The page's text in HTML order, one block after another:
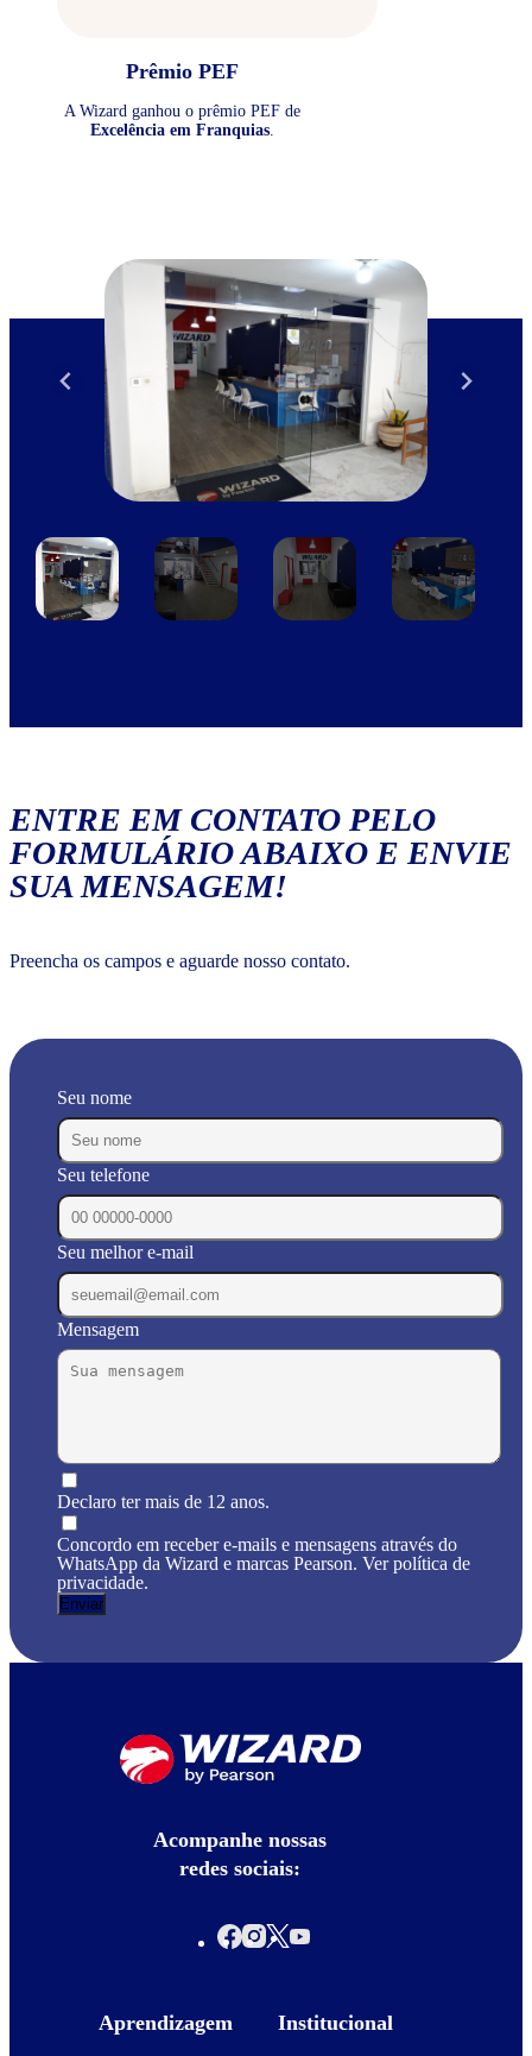
Prêmio PEF
A Wizard ganhou o prêmio PEF de
Excelência em Franquias.
ENTRE EM CONTATO PELO
FORMULÁRIO ABAIXO E ENVIE
SUA MENSAGEM!
Preencha os campos e aguarde nosso contato.
Seu nome
Seu telefone
Seu melhor e-mail
Mensagem
Declaro ter mais de 12 anos.
Concordo em receber e-mails e mensagens através do
WhatsApp da Wizard e marcas Pearson. Ver política de
privacidade.
Acompanhe nossas
redes sociais:
Aprendizagem Institucional